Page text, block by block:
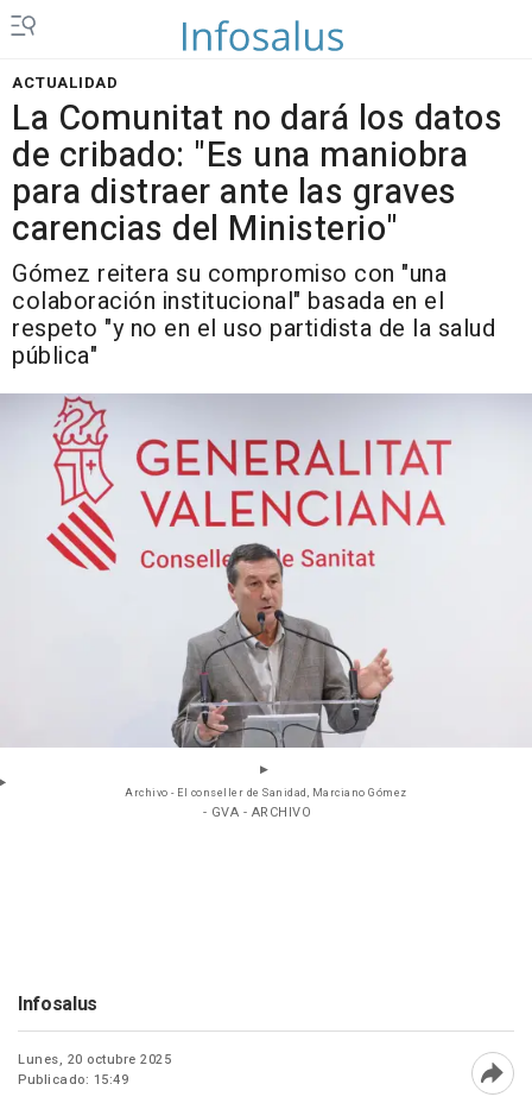
ACTUALIDAD
La Comunitat no dará los datos
de cribado: "Es una maniobra
para distraer ante las graves
carencias del Ministerio"
Gómez reitera su compromiso con "una
colaboración institucional" basada en el
respeto "y no en el uso partidista de la salud
pública"
Archivo - El conseller de Sanidad, Marciano Gómez
- GVA - ARCHIVO
Infosalus
Lunes, 20 octubre 2025
Publicado: 15:49